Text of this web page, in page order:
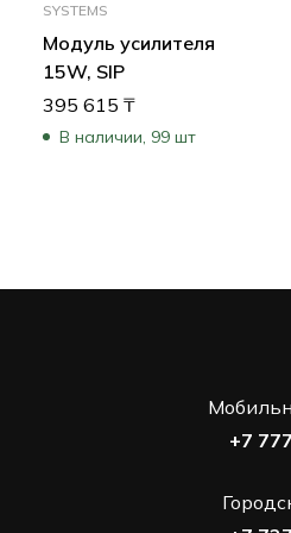
SYSTEMS
Модуль усилителя
15W, SIP
395 615 ₸
В наличии, 99 шт
+7